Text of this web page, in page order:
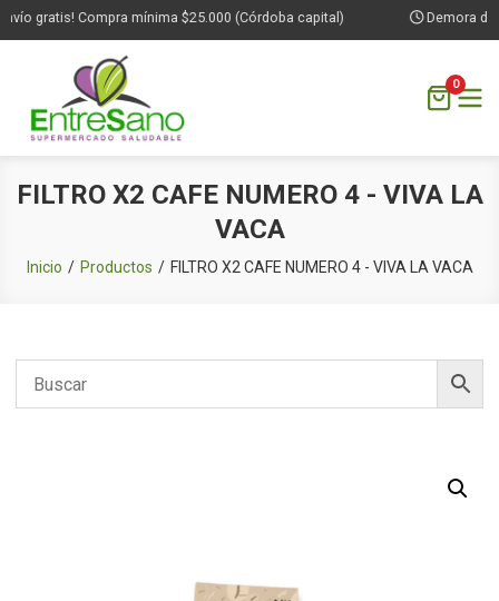
gratis! Compra mínima $25.000 (Córdoba capital) Demora de
0
FILTRO X2 CAFE NUMERO 4 - VIVA LA
VACA
Inicio Productos FILTRO X2 CAFE NUMERO 4 - VIVA LA VACA